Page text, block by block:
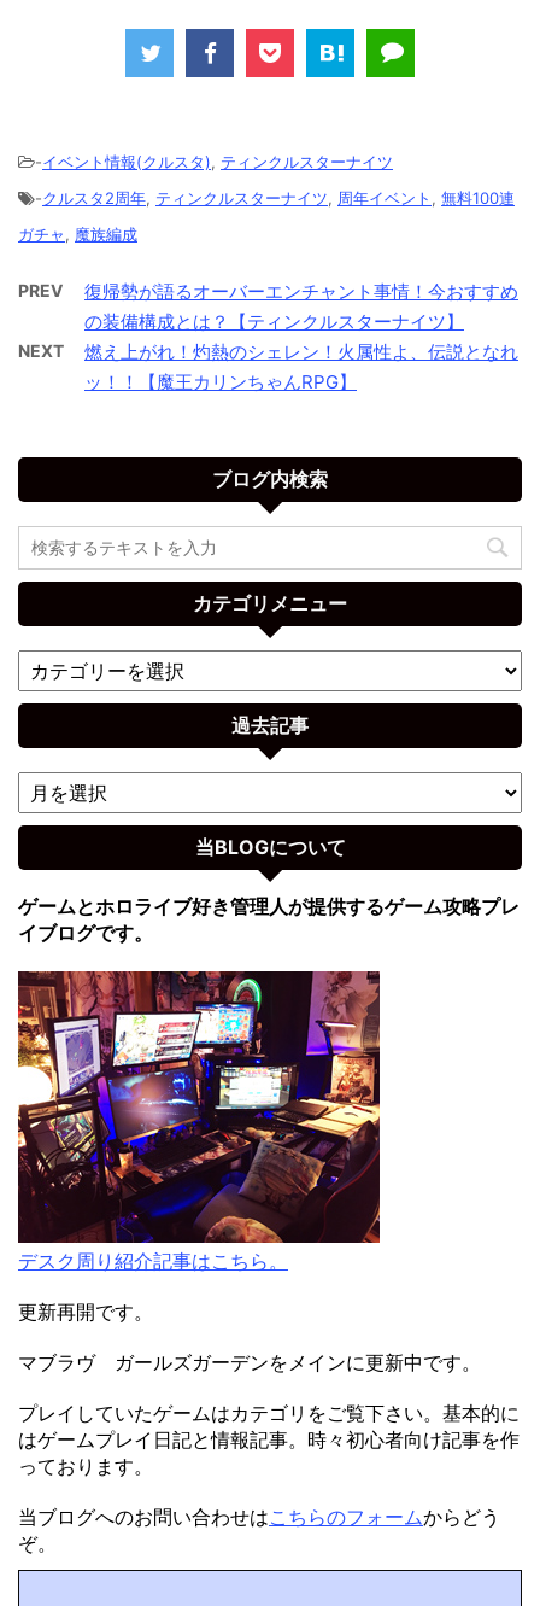
-イベント情報(クルスタ), ティンクルスターナイツ
-クルスタ2周年, ティンクルスターナイツ, 周年イベント , 無料100連
ガチャ, 魔族編成
PREV
復帰勢が語るオーバーエンチャント事情！今おすすめ
の装備構成とは？【ティンクルスターナイツ】
NEXT
燃え上がれ！灼熱のシェレン！火属性よ、伝説となれ
ッ！！【魔王カリンちゃんRPG】
ブログ内検索
カテゴリメニュー
過去記事
当BLOGについて
ゲームとホロライブ好き管理人が提供するゲーム攻略プレ
イブログです。
デスク周り紹介記事はこちら。
更新再開です。
マブラヴ ガールズガーデンをメインに更新中です。
プレイしていたゲームはカテゴリをご覧下さい。基本的に
はゲームプレイ日記と情報記事。時々初心者向け記事を作
っております。
当ブログへのお問い合わせはこちらのフォームからどう
ぞ。